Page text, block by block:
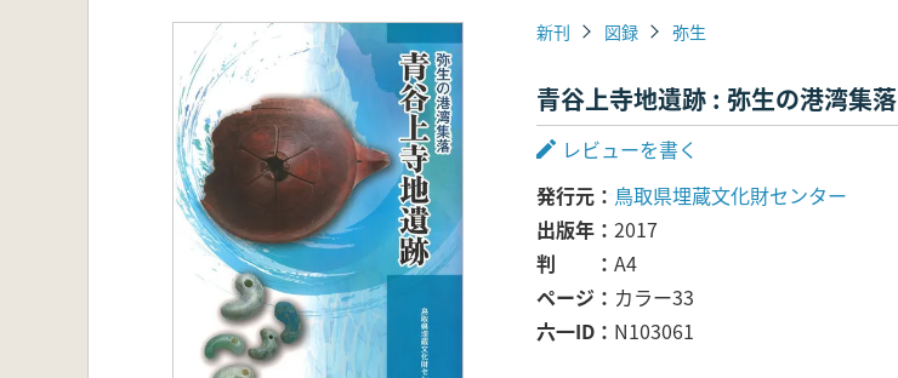
新刊 図録 弥生
青谷上寺地遺跡 : 弥生の港湾集落
レビューを書く
発行元
鳥取県埋蔵文化財センター
出版年
2017
判
A4
ページ
カラー33
六一ID
N103061